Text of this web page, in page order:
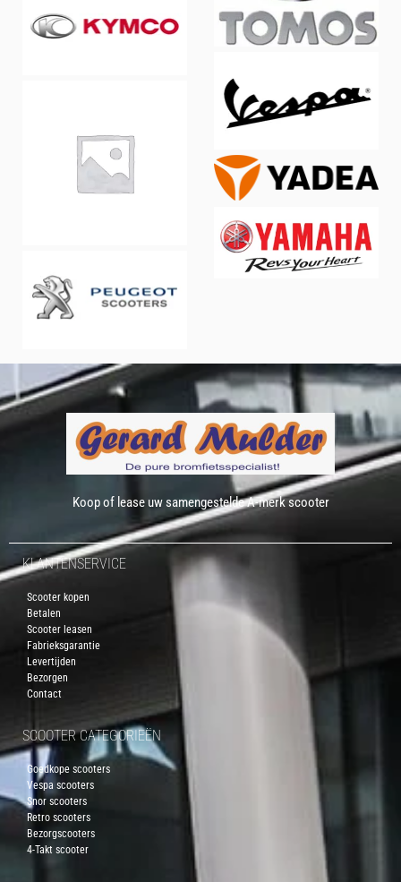
Koop of lease uw samengestelde A-merk scooter
KLANTENSERVICE
Scooter kopen
Betalen
Scooter leasen
Fabrieksgarantie
Levertijden
Bezorgen
Contact
SCOOTER CATEGORIEËN
Goedkope scooters
Vespa scooters
Snor scooters
Retro scooters
Bezorgscooters
4-Takt scooter